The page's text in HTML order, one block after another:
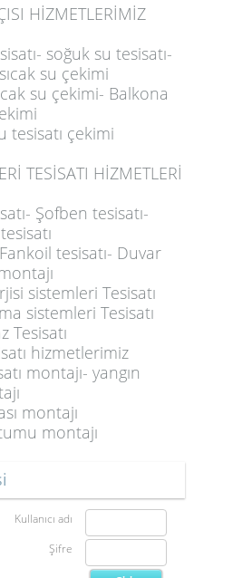
HİZMETLERİMİZ
soğuk su tesisatı-
su çekimi
su çekimi- Balkona
tesisatı çekimi
TESİSATI HİZMETLERİ
Şofben tesisatı-
tesisatı- Duvar
sistemleri Tesisatı
sistemleri Tesisatı
Tesisatı
hizmetlerimiz
montajı- yangın
montajı
montajı
Kullanıcı adı
Şifre